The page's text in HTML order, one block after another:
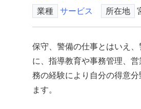
業種 サービス 所在地
保守、警備の仕事とはいえ
に、指導教育や事務管理、
務の経験により自分の得意
ます。